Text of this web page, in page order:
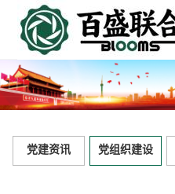
党建资讯 党组织建设